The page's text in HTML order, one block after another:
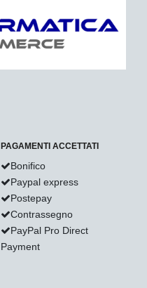
PAGAMENTI ACCETTATI
Bonifico
Paypal express
Postepay
Contrassegno
PayPal Pro Direct
Payment